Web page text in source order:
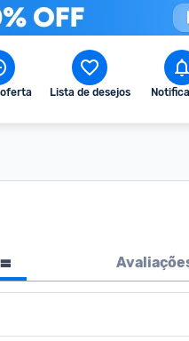
Lista de desejos